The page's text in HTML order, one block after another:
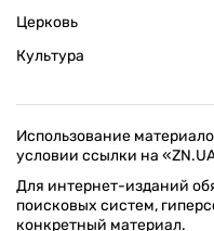
Церковь
Культура
Использование
условии ссылки на
Для интернет-изданий
поисковых систем,
конкретный материал.